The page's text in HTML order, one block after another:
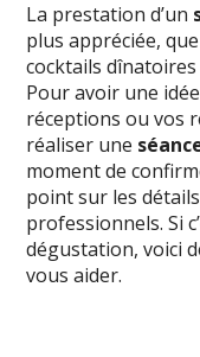
La prestation d’un
plus appréciée,
cocktails
Pour avoir une
réceptions ou vos
réaliser une
moment de
point sur les
professionnels. Si
dégustation, voici
vous aider.